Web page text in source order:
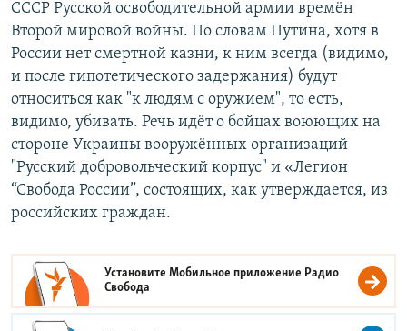
СССР Русской освободительной армии времён
Второй мировой войны. По словам Путина, хотя в
России нет смертной казни, к ним всегда (видимо,
и после гипотетического задержания) будут
относиться как "к людям с оружием", то есть,
видимо, убивать. Речь идёт о бойцах воюющих на
стороне Украины вооружённых организаций
"Русский добровольческий корпус" и «Легион
“Свобода России”, состоящих, как утверждается, из
российских граждан.
Установите Мобильное приложение Радио
Свобода